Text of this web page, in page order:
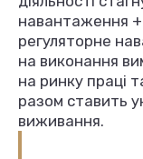
навантаження +
регуляторне
на виконання
на ринку праці
разом ставить
виживання.